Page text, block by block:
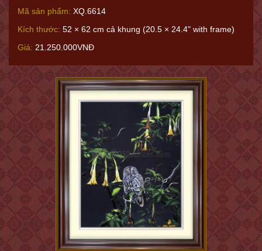
Mã sản phẩm: XQ.6614
Kích thước: 52 × 62 cm cả khung (20.5 × 24.4" with frame)
Giá: 21.250.000VNĐ